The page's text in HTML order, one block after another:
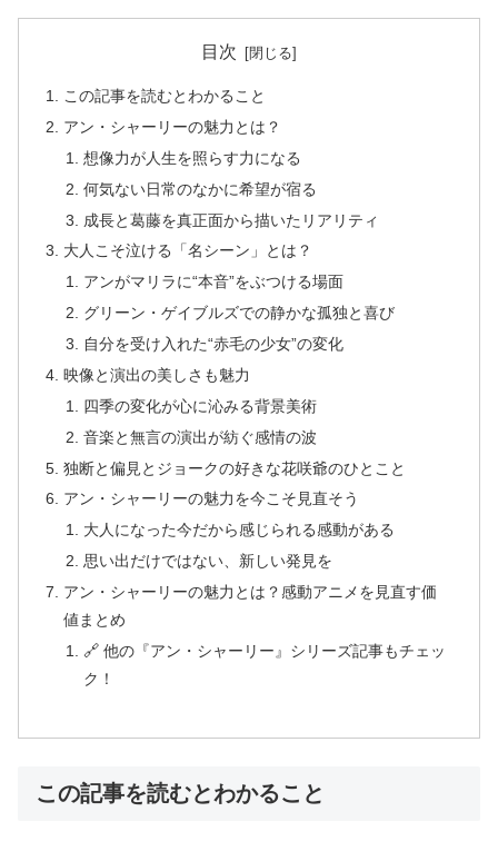
目次
この記事を読むとわかること
アン・シャーリーの魅力とは？
想像力が人生を照らす力になる
何気ない日常のなかに希望が宿る
成長と葛藤を真正面から描いたリアリティ
大人こそ泣ける「名シーン」とは？
アンがマリラに“本音”をぶつける場面
グリーン・ゲイブルズでの静かな孤独と喜び
自分を受け入れた“赤毛の少女”の変化
映像と演出の美しさも魅力
四季の変化が心に沁みる背景美術
音楽と無言の演出が紡ぐ感情の波
独断と偏見とジョークの好きな花咲爺のひとこと
アン・シャーリーの魅力を今こそ見直そう
大人になった今だから感じられる感動がある
思い出だけではない、新しい発見を
アン・シャーリーの魅力とは？感動アニメを見直す価
値まとめ
🔗 他の『アン・シャーリー』シリーズ記事もチェッ
ク！
この記事を読むとわかること